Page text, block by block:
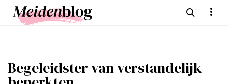
Begeleidster van verstandelijk